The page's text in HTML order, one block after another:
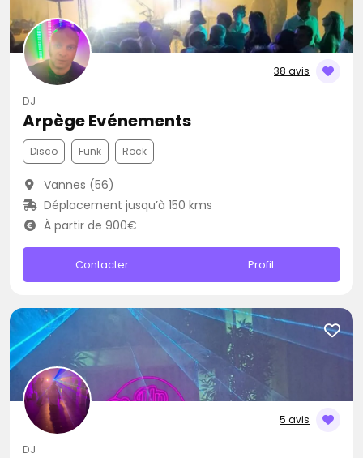
38 avis
DJ
Arpège Evénements
Disco Funk Rock
Vannes (56)
Déplacement jusqu’à 150 kms
À partir de 900€
Contacter Profil
5 avis
DJ